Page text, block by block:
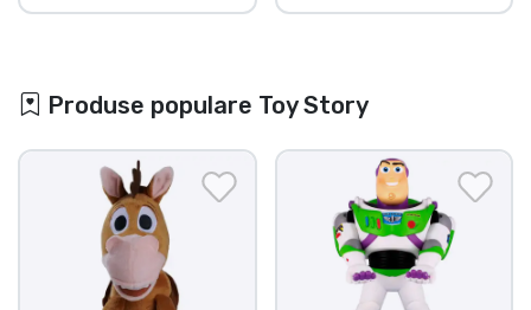
Produse populare Toy Story